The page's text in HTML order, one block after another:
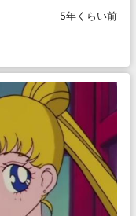
5年くらい前